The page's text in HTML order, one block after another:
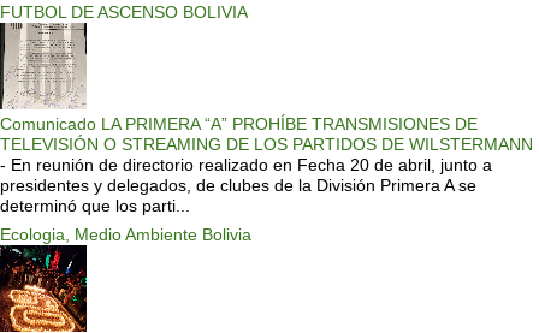
FUTBOL DE ASCENSO BOLIVIA
Comunicado LA PRIMERA “A” PROHÍBE TRANSMISIONES DE
TELEVISIÓN O STREAMING DE LOS PARTIDOS DE WILSTERMANN
- En reunión de directorio realizado en Fecha 20 de abril, junto a
presidentes y delegados, de clubes de la División Primera A se
determinó que los parti...
Ecologia, Medio Ambiente Bolivia